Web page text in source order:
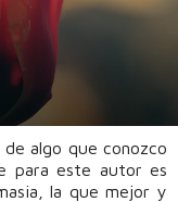
36
de algo que conozco
para este autor es
la que mejor y